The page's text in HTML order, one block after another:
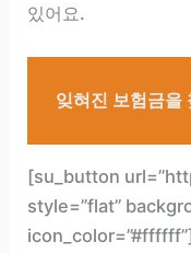
있어요.
잊혀진 보험금을
[su_button
style=”flat”